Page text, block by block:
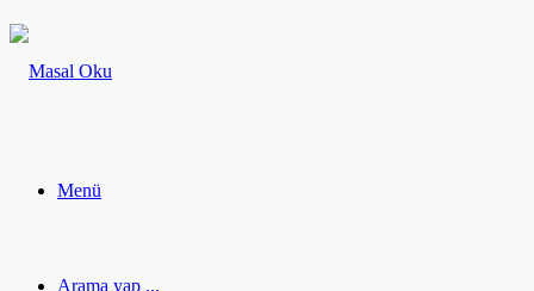
Menü
Arama yap ...